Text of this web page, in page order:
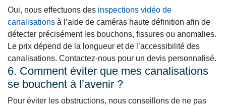
Oui, nous effectuons des inspections vidéo de
canalisations à l’aide de caméras haute définition afin de
détecter précisément les bouchons, fissures ou anomalies.
Le prix dépend de la longueur et de l’accessibilité des
canalisations. Contactez-nous pour un devis personnalisé.
6. Comment éviter que mes canalisations
se bouchent à l’avenir ?
Pour éviter les obstructions, nous conseillons de ne pas